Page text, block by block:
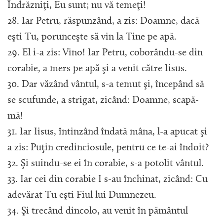
Îndrăzniţi, Eu sunt; nu vă temeţi!
28. Iar Petru, răspunzând, a zis: Doamne, dacă
eşti Tu, porunceşte să vin la Tine pe apă.
29. El i-a zis: Vino! Iar Petru, coborându-se din
corabie, a mers pe apă şi a venit către Iisus.
30. Dar văzând vântul, s-a temut şi, începând să
se scufunde, a strigat, zicând: Doamne, scapă-
mă!
31. Iar Iisus, întinzând îndată mâna, l-a apucat şi
a zis: Puţin credinciosule, pentru ce te-ai îndoit?
32. Şi suindu-se ei în corabie, s-a potolit vântul.
33. Iar cei din corabie I s-au închinat, zicând: Cu
adevărat Tu eşti Fiul lui Dumnezeu.
34. Şi trecând dincolo, au venit în pământul